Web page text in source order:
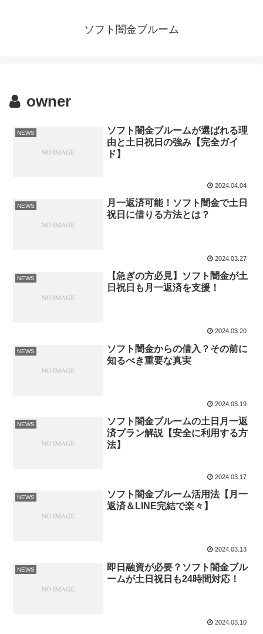
ソフト闇金ブルーム
owner
NEWS
ソフト闇金ブルームが選ばれる理
由と土日祝日の強み【完全ガイ
ド】
2024.04.04
NEWS
月一返済可能！ソフト闇金で土日
祝日に借りる方法とは？
2024.03.27
NEWS
【急ぎの方必見】ソフト闇金が土
日祝日も月一返済を支援！
2024.03.20
NEWS
ソフト闇金からの借入？その前に
知るべき重要な真実
2024.03.19
NEWS
ソフト闇金ブルームの土日月一返
済プラン解説【安全に利用する方
法】
2024.03.17
NEWS
ソフト闇金ブルーム活用法【月一
返済＆LINE完結で楽々】
2024.03.13
NEWS
即日融資が必要？ソフト闇金ブル
ームが土日祝日も24時間対応！
2024.03.10